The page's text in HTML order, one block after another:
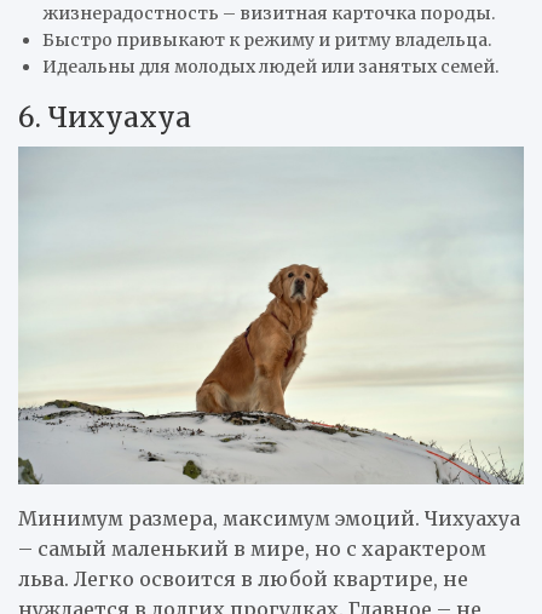
жизнерадостность – визитная карточка породы.
Быстро привыкают к режиму и ритму владельца.
Идеальны для молодых людей или занятых семей.
6. Чихуахуа
Минимум размера, максимум эмоций. Чихуахуа
– самый маленький в мире, но с характером
льва. Легко освоится в любой квартире, не
нуждается в долгих прогулках. Главное – не